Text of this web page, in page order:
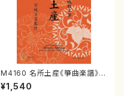
M4160 名所土産《箏曲楽譜》
（箏/宮城喜代子・宮城数江著・
宮城宗家監修/箏曲古典楽譜）
¥1,540